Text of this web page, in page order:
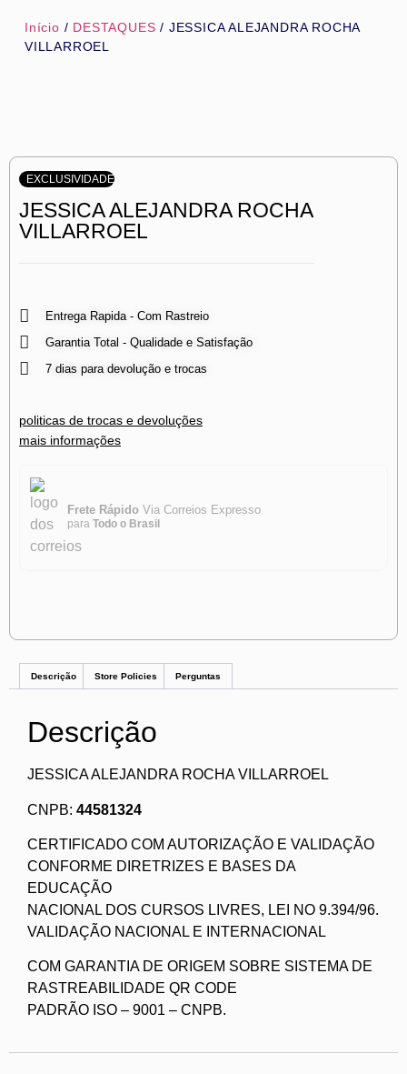
Início / DESTAQUES / JESSICA ALEJANDRA ROCHA
VILLARROEL
EXCLUSIVIDADE
JESSICA ALEJANDRA ROCHA
VILLARROEL
Entrega Rapida - Com Rastreio
Garantia Total - Qualidade e Satisfação
7 dias para devolução e trocas
politicas de trocas e devoluções
mais informações
Frete Rápido Via Correios Expresso
para Todo o Brasil
Descrição Store Policies Perguntas
Descrição
JESSICA ALEJANDRA ROCHA VILLARROEL
CNPB: 44581324
CERTIFICADO COM AUTORIZAÇÃO E VALIDAÇÃO
CONFORME DIRETRIZES E BASES DA
EDUCAÇÃO
NACIONAL DOS CURSOS LIVRES, LEI NO 9.394/96.
VALIDAÇÃO NACIONAL E INTERNACIONAL
COM GARANTIA DE ORIGEM SOBRE SISTEMA DE
RASTREABILIDADE QR CODE
PADRÃO ISO – 9001 – CNPB.